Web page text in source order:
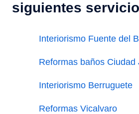
siguientes
Interiorismo Fuente del
Reformas baños Ciudad
Interiorismo Berruguete
Reformas Vicalvaro